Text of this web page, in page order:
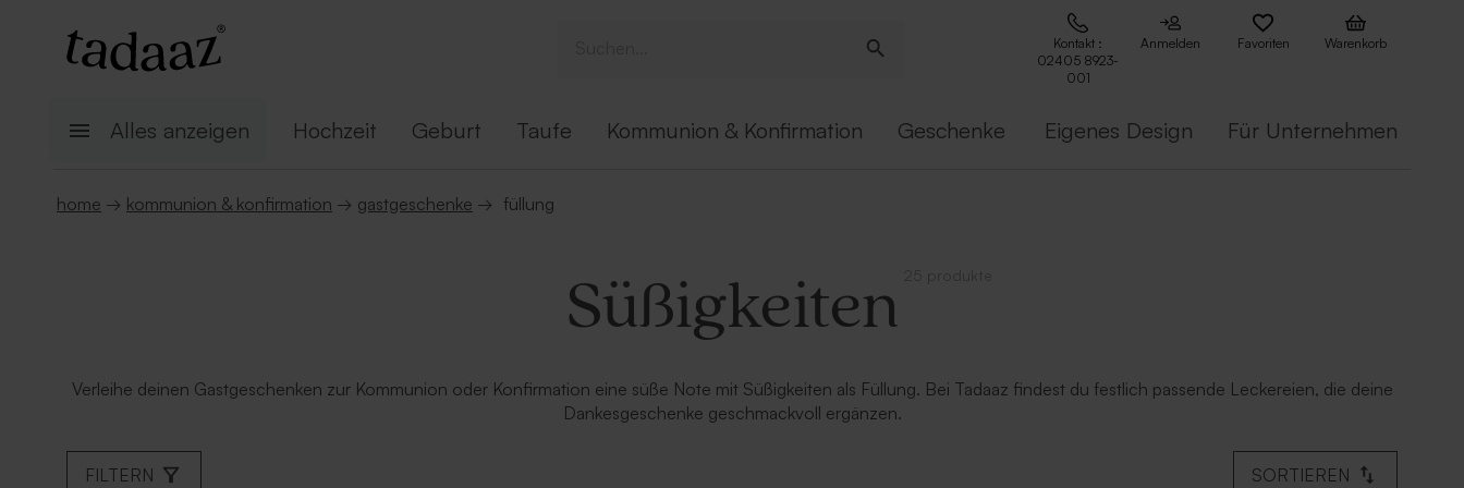
Kontakt :
02405 8923-
001
Anmelden Favoriten Warenkorb
Alles anzeigen Hochzeit Geburt Taufe Kommunion & Konfirmation Geschenke Eigenes Design Für Unternehmen
home → kommunion & konfirmation → gastgeschenke → füllung
Süßigkeiten
Verleihe deinen Gastgeschenken zur Kommunion oder Konfirmation eine süße Note mit Süßigkeiten als Füllung. Bei Tadaaz findest du festlich passende Leckereien, die deine
Dankesgeschenke geschmackvoll ergänzen.
FILTERN SORTIEREN